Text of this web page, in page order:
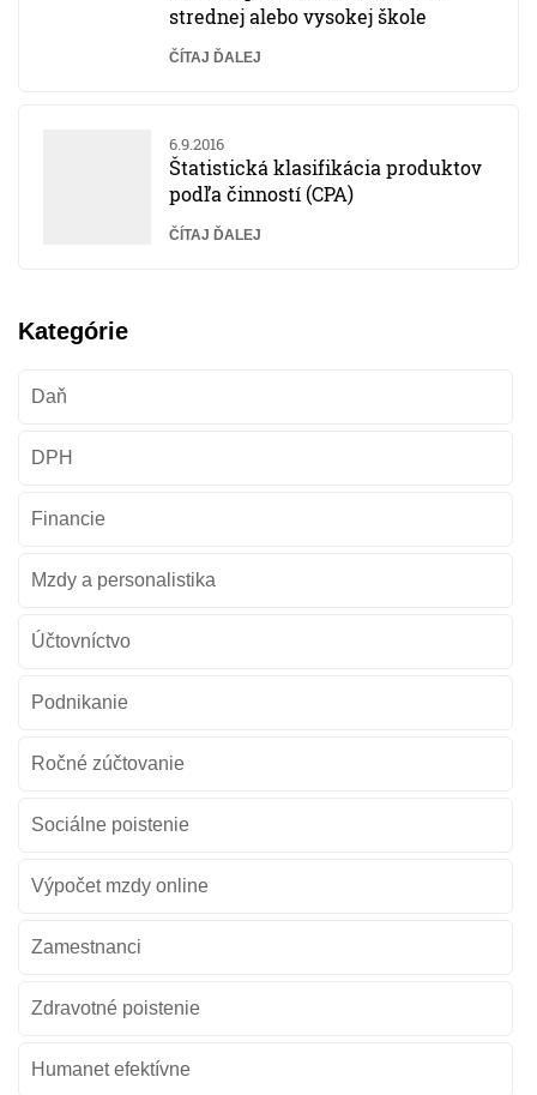
strednej alebo vysokej škole
ČÍTAJ ĎALEJ
6.9.2016
Štatistická klasifikácia produktov
podľa činností (CPA)
ČÍTAJ ĎALEJ
Kategórie
Daň
DPH
Financie
Mzdy a personalistika
Účtovníctvo
Podnikanie
Ročné zúčtovanie
Sociálne poistenie
Výpočet mzdy online
Zamestnanci
Zdravotné poistenie
Humanet efektívne